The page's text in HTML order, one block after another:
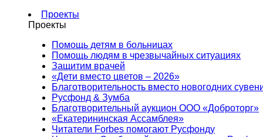
Проекты
Проекты
Помощь детям в больницах
Помощь людям в чрезвычайных ситуациях
Защитим врачей
«Дети вместо цветов – 2026»
Благотворительность вместо новогодних
Русфонд & Зумба
Благотворительный аукцион ООО «Доброторг»
«Екатерининская Ассамблея»
Читатели Forbes помогают Русфонду